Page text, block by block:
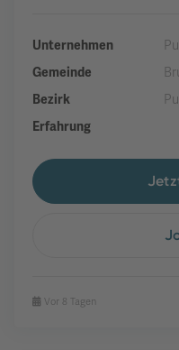
Unternehmen
Gemeinde
Bezirk
Erfahrung
Vor 8 Tagen